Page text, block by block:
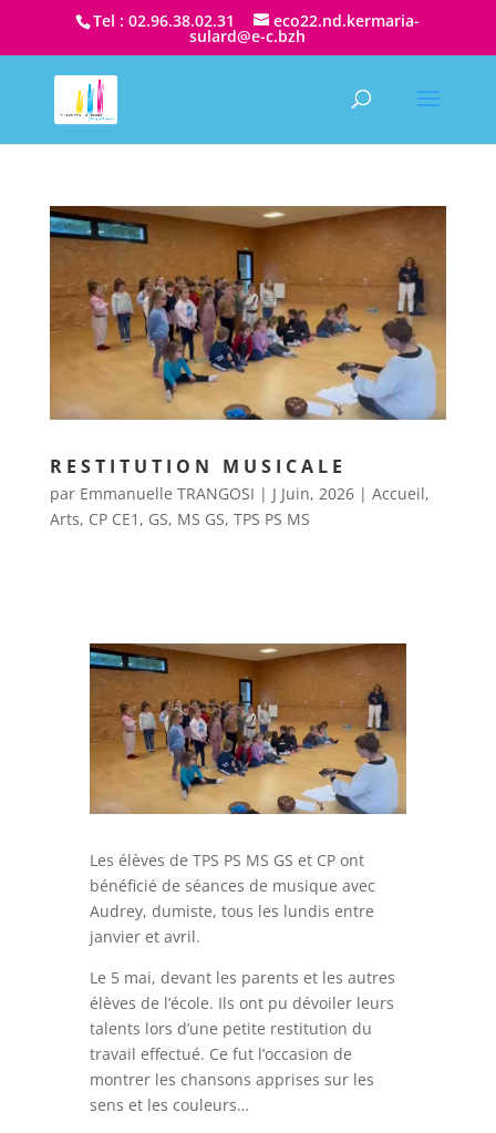
Tel : 02.96.38.02.31 eco22.nd.kermaria-
sulard@e-c.bzh
RESTITUTION MUSICALE
par Emmanuelle TRANGOSI | J Juin, 2026| Accueil,
Arts, CP CE1 , GS, MS GS, TPS PS MS
Les élèves de TPS PS MS GS et CP ont
bénéficié de séances de musique avec
Audrey, dumiste, tous les lundis entre
janvier et avril.
Le 5 mai, devant les parents et les autres
élèves de l’école. Ils ont pu dévoiler leurs
talents lors d’une petite restitution du
travail effectué. Ce fut l’occasion de
montrer les chansons apprises sur les
sens et les couleurs…